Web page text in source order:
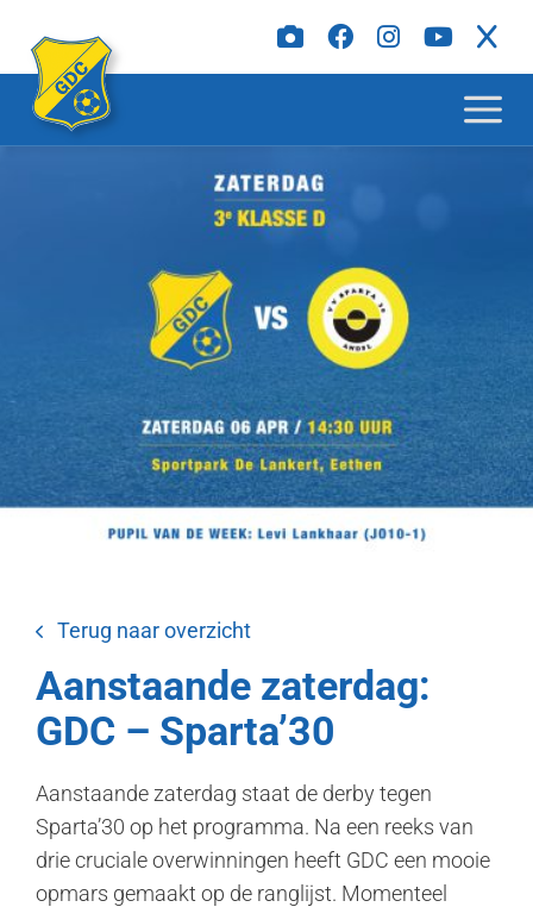
Terug naar overzicht
Aanstaande zaterdag:
GDC – Sparta’30
Aanstaande zaterdag staat de derby tegen
Sparta’30 op het programma. Na een reeks van
drie cruciale overwinningen heeft GDC een mooie
opmars gemaakt op de ranglijst. Momenteel